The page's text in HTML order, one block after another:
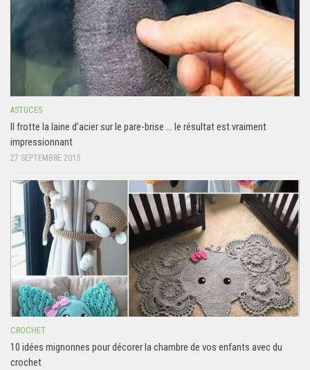
ASTUCES
Il frotte la laine d’acier sur le pare-brise … le résultat est vraiment
impressionnant
27 SEPTEMBRE 2015
CROCHET
10 idées mignonnes pour décorer la chambre de vos enfants avec du
crochet